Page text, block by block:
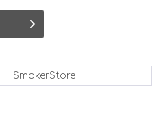
SmokerStore